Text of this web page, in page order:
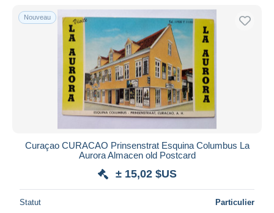
Nouveau
Curaçao CURACAO Prinsenstrat Esquina Columbus La
Aurora Almacen old Postcard
± 15,02 $US
Statut Particulier